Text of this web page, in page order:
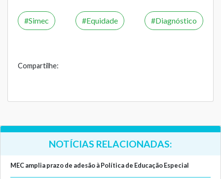
Simec Equidade Diagnóstico
Compartilhe:
NOTÍCIAS RELACIONADAS:
MEC amplia prazo de adesão à Política de Educação Especial